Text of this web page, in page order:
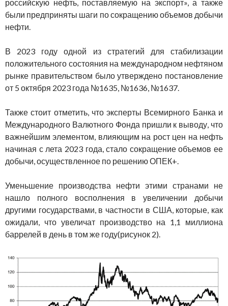
российскую нефть, поставляемую на экспорт», а также
были предприняты шаги по сокращению объемов добычи
нефти.
В 2023 году одной из стратегий для стабилизации
положительного состояния на международном нефтяном
рынке правительством было утверждено постановление
от 5 октября 2023 года №1635, №1636, №1637.
Также стоит отметить, что эксперты Всемирного Банка и
Международного Валютного Фонда пришли к выводу, что
важнейшим элементом, влияющим на рост цен на нефть
начиная с лета 2023 года, стало сокращение объемов ее
добычи, осуществленное по решению ОПЕК+.
Уменьшение производства нефти этими странами не
нашло полного восполнения в увеличении добычи
другими государствами, в частности в США, которые, как
ожидали, что увеличат производство на 1,1 миллиона
баррелей в день в том же году(рисунок 2).